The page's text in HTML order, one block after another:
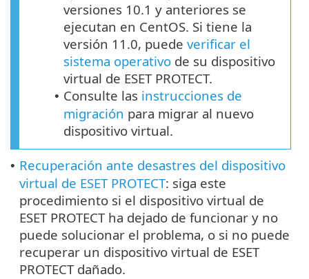
versiones 10.1 y anteriores se
ejecutan en CentOS. Si tiene la
versión 11.0, puede verificar el
sistema operativo de su dispositivo
virtual de ESET PROTECT.
• Consulte las instrucciones de
migración para migrar al nuevo
dispositivo virtual.
• Recuperación ante desastres del dispositivo
virtual de ESET PROTECT: siga este
procedimiento si el dispositivo virtual de
ESET PROTECT ha dejado de funcionar y no
puede solucionar el problema, o si no puede
recuperar un dispositivo virtual de ESET
PROTECT dañado.